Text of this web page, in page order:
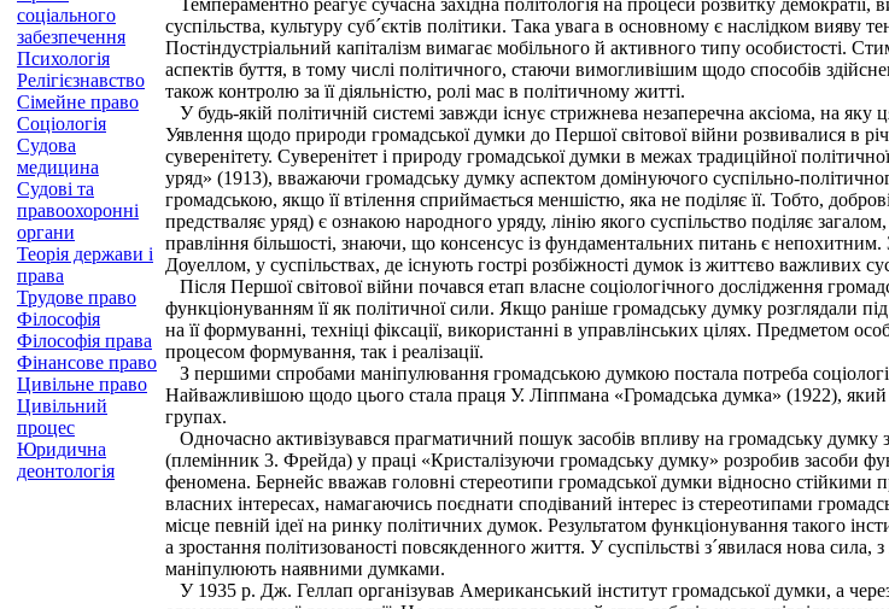
соціального
забезпечення
Психологія
Релігієзнавство
Сімейне право
Соціологія
Судова
медицина
Судові та
правоохоронні
органи
Теорія держави і
права
Трудове право
Філософія
Філософія права
Фінансове право
Цивільне право
Цивільний
процес
Юридична
деонтологія
Темпераментно реагує сучасна західна політологія на процеси розвитку демократії,
суспільства, культуру суб´єктів політики. Така увага в основному є наслідком вияву
Постіндустріальний капіталізм вимагає мобільного й активного типу особистості.
аспектів буття, в тому числі політичного, стаючи вимогливішим щодо способів
також контролю за її діяльністю, ролі мас в політичному житті.
У будь-якій політичній системі завжди існує стрижнева незаперечна аксіома, на
Уявлення щодо природи громадської думки до Першої світової війни розвивалися в
суверенітету. Суверенітет і природу громадської думки в межах традиційної
уряд» (1913), вважаючи громадську думку аспектом домінуючого суспільно-
громадською, якщо її втілення сприймається меншістю, яка не поділяє її. Тобто,
предстваляє уряд) є ознакою народного уряду, лінію якого суспільство поділяє
правління більшості, знаючи, що консенсус із фундаментальних питань є
Доуеллом, у суспільствах, де існують гострі розбіжності думок із життєво важливих
Після Першої світової війни почався етап власне соціологічного дослідження
функціонуванням її як політичної сили. Якщо раніше громадську думку розглядали під
на її формуванні, техніці фіксації, використанні в управлінських цілях. Предметом
процесом формування, так і реалізації.
З першими спробами маніпулювання громадською думкою постала потреба
Найважливішою щодо цього стала праця У. Ліппмана «Громадська думка» (1922), який
групах.
Одночасно активізувався прагматичний пошук засобів впливу на громадську
(племінник 3. Фрейда) у праці «Кристалізуючи громадську думку» розробив засоби
феномена. Бернейс вважав головні стереотипи громадської думки відносно
власних інтересах, намагаючись поєднати сподіваний інтерес із стереотипами
місце певній ідеї на ринку політичних думок. Результатом функціонування такого
а зростання політизованості повсякденного життя. У суспільстві з´явилася нова
маніпулюють наявними думками.
У 1935 р. Дж. Геллап організував Американський інститут громадської думки, а